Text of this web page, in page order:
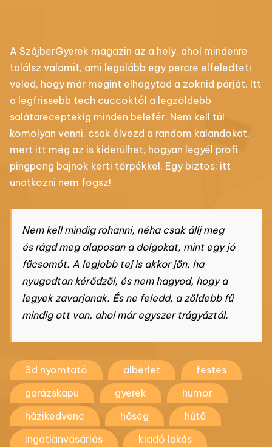
A SzájberGyerek magazin az a hely, ahol mindenre
találsz valamit, ami legalább egy percre elfeledteti
veled, hogy már megint elhagytad a zoknid párját. Itt
a legfrissebb tech cuccoktól a legzöldebb
salátareceptekig minden belefér. Nem kell túl
komolyan venni, csak élvezd a random kalandokat,
mert itt még az is kiderülhet, hogyan legyél profi
pingpong bajnok kerti törpékkel. Egy biztos: itt
unatkozni nem fogsz!
Nem kell mindig rohanni, néha csak állj meg
és rágd meg alaposan a dolgokat, mint egy jó
fűcsomót. A legjobb tej is akkor jön, ha
nyugodtan kérődzöl, és nem hagyod, hogy a
legyek zavarjanak. És ne feledd, a zöldebb fű
mindig ott van, ahol már egyszer trágyáztál.
3d nyomtató albérlet
festés
garázskapu
gyerek
humor
házikedvenc
hőség
hűtő
ingatlanvásárlás
kiadó lakás